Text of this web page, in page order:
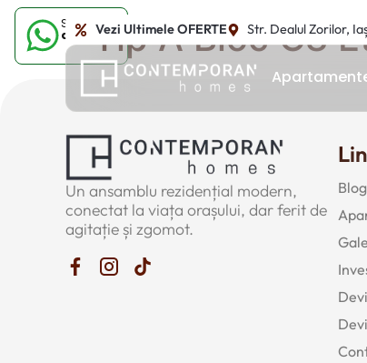
Vezi Ultimele OFERTE Str. Dealul Zorilor,
Tip A Bloc C8
Sună-ne
acum
Un ansamblu rezidențial modern,
conectat la viața orașului, dar ferit de
agitație și zgomot.
Blog